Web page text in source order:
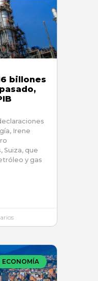
billones
Irene
Suiza, que
y gas
ECONOMÍA